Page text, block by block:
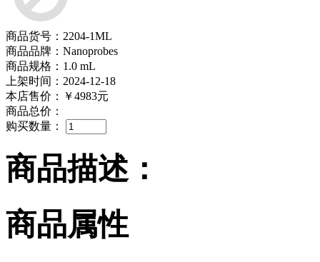
商品货号：2204-1ML
商品品牌：Nanoprobes
商品规格：1.0 mL
上架时间：2024-12-18
本店售价：
￥4983元
商品总价：
购买数量：
商品描述：
商品属性